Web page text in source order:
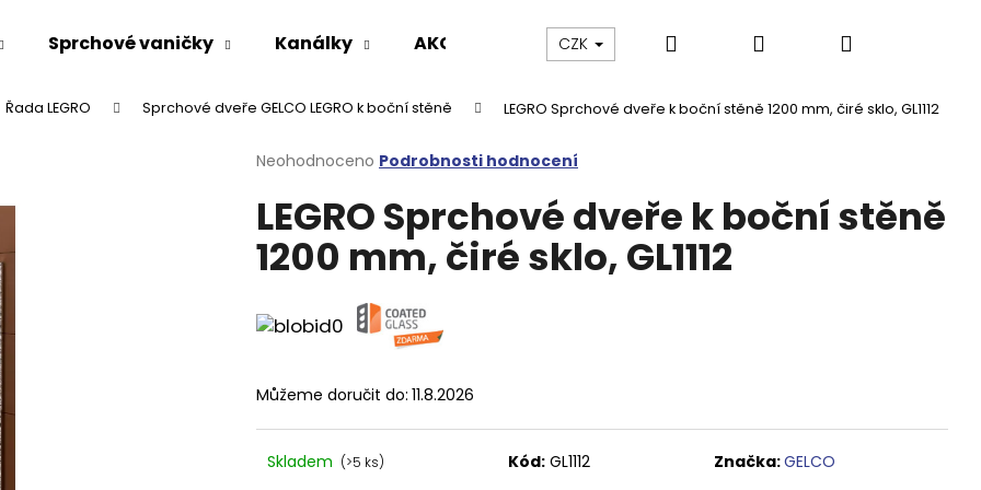
Sprchové vaničky Kanálky AKCE % Výprodej Vany a umyvadla
CZK Hledat PřihlášeníNákupní
Řada LEGRO Sprchové dveře GELCO LEGRO k boční stěně LEGRO Sprchové dveře k boční stěně 1200 mm, čiré sklo, GL1112
Průměrné
produktu
je
0,0
Neohodnoceno Podrobnosti hodnocení
LEGRO Sprchové dveře k boční stěně
1200 mm, čiré sklo, GL1112
Můžeme doručit do: 11.8.2026
Skladem (>5 ks) Kód: GL1112 Značka:GELCO
Co potřebujete najít?
HLEDAT
SPRCHOVÁ ZÁSTĚNA 1000 MM VOLCANO CHROM SPRCHOVÉ DVEŘE